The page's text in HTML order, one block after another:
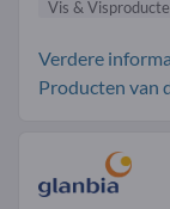
Vis &
Verdere
Producten van